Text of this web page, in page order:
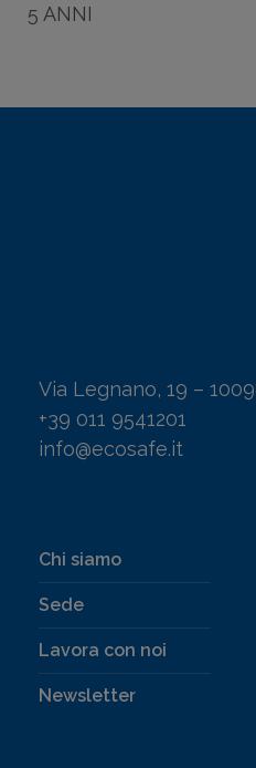
5 ANNI
Via Legnano, 19 –
+39 011 9541201
info@ecosafe.it
Chi siamo
Sede
Lavora con noi
Newsletter